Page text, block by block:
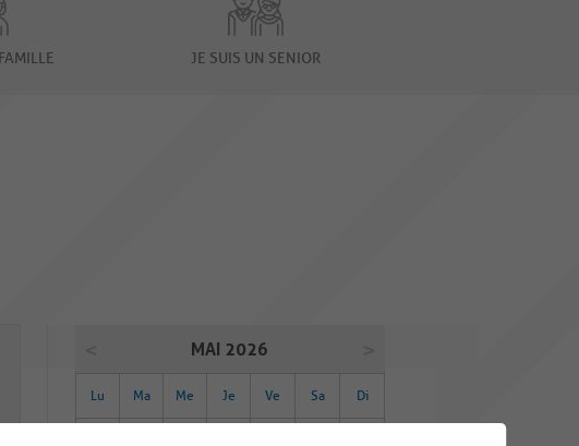
JE SUIS UN SENIOR
MAI 2026
Lu Ma Me Je Ve Sa Di